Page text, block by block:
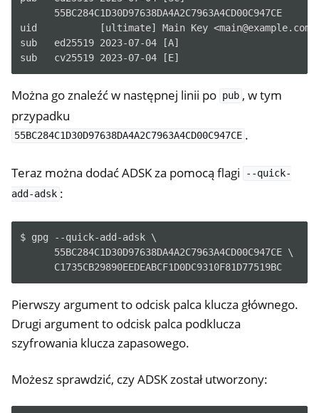
      55BC284C1D30D97638DA4A2C7963A4CD00C947CE
uid           [ultimate] Main Key <main@example.com>
sub   ed25519 2023-07-04 [A]
Można go znaleźć w następnej linii po pub , w tym
przypadku
55BC284C1D30D97638DA4A2C7963A4CD00C947CE .
Teraz można dodać ADSK za pomocą flagi
--quick-
add-adsk :
$ gpg --quick-add-adsk \
      55BC284C1D30D97638DA4A2C7963A4CD00C947CE \
Pierwszy argument to odcisk palca klucza głównego.
Drugi argument to odcisk palca podklucza
szyfrowania klucza zapasowego.
Możesz sprawdzić, czy ADSK został utworzony: